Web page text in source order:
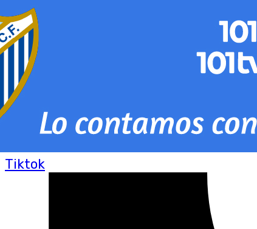
Tiktok